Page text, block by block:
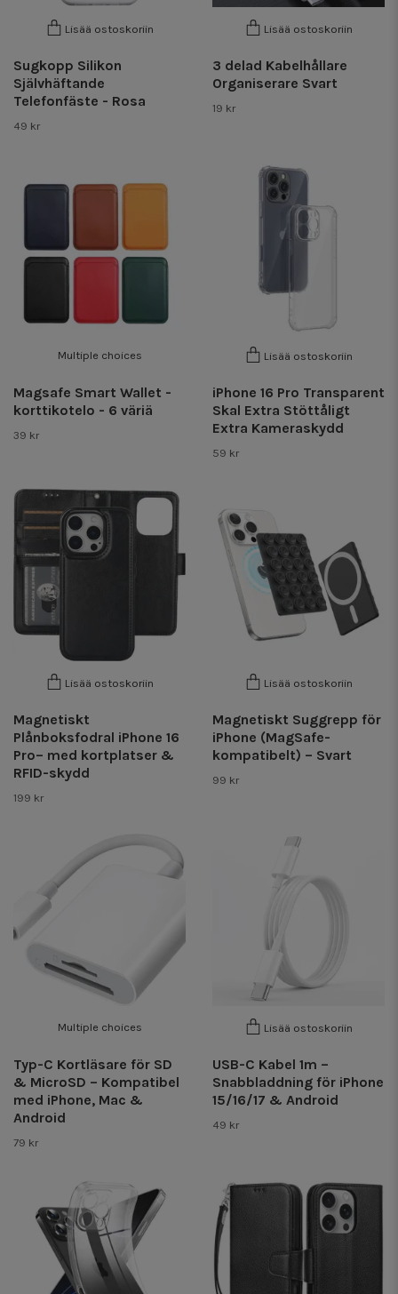
Lisää ostoskoriin
Sugkopp Silikon
Självhäftande
Telefonfäste - Rosa
49 kr
Lisää ostoskoriin
3 delad Kabelhållare
Organiserare Svart
19 kr
Multiple choices
Magsafe Smart Wallet -
korttikotelo - 6 väriä
39 kr
Lisää ostoskoriin
iPhone 16 Pro Transparent
Skal Extra Stöttåligt
Extra Kameraskydd
59 kr
Lisää ostoskoriin
Magnetiskt
Plånboksfodral iPhone 16
Pro– med kortplatser &
RFID-skydd
199 kr
Lisää ostoskoriin
Magnetiskt Suggrepp för
iPhone (MagSafe-
kompatibelt) – Svart
99 kr
Multiple choices
Typ-C Kortläsare för SD
& MicroSD – Kompatibel
med iPhone, Mac &
Android
79 kr
Lisää ostoskoriin
USB-C Kabel 1m –
Snabbladdning för iPhone
15/16/17 & Android
49 kr